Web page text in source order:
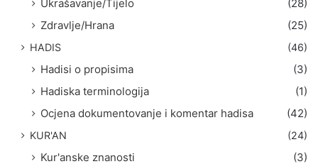
Ukrašavanje/Tijelo
(28)
Zdravlje/Hrana
(25)
HADIS (46)
Hadisi o propisima
(3)
Hadiska terminologija
(1)
Ocjena dokumentovanje i komentar hadisa
(42)
KUR'AN (24)
Kur'anske znanosti
(3)